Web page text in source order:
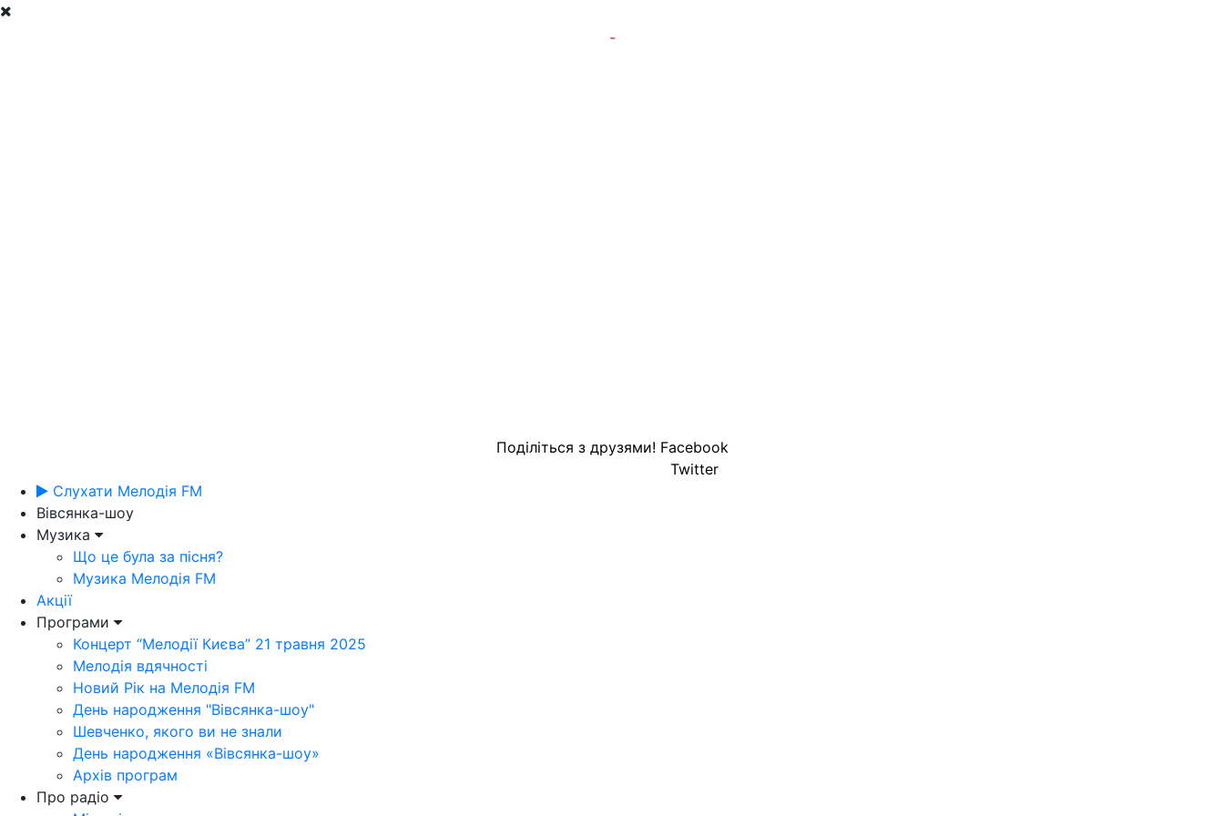
-
Поділіться з друзями! Facebook
Twitter
Слухати Мелодія FM
Вівсянка-шоу
Музика
Що це була за пісня?
Музика Мелодія FM
Акції
Програми
Концерт “Мелодії Києва” 21 травня 2025
Мелодія вдячності
Новий Рік на Мелодія FM
День народження "Вівсянка-шоу"
Шевченко, якого ви не знали
День народження «Вівсянка-шоу»
Архів програм
Про радіо